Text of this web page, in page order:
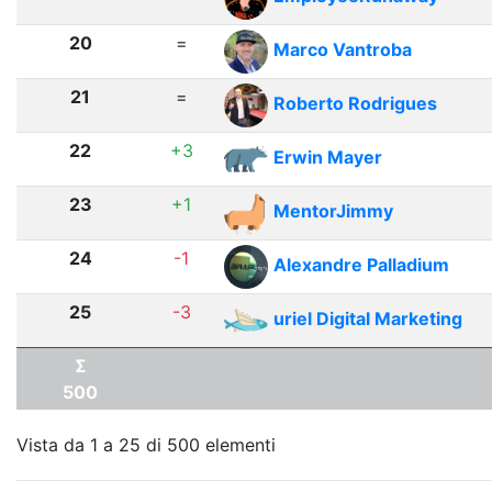
20 = Marco Vantroba
21 = Roberto Rodrigues
22 +3 Erwin Mayer
23 +1 MentorJimmy
24 -1 Alexandre Palladium
25 -3 uriel Digital Marketing
Σ
500
Vista da 1 a 25 di 500 elementi